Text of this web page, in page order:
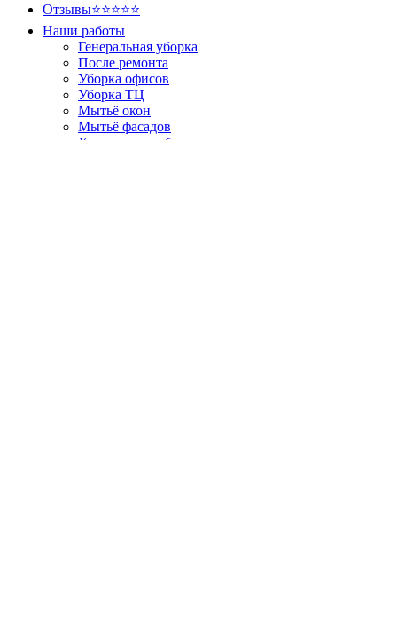
Отзывы⭐⭐⭐⭐⭐
Наши работы
Генеральная уборка
После ремонта
Уборка офисов
Уборка ТЦ
Мытьё окон
Мытьё фасадов
Химчистка мебели и ковров